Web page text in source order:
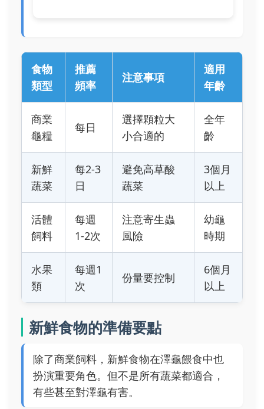
食物
類型
推薦
頻率
注意事項
適用
年齡
商業
龜糧
每日
選擇顆粒大
小合適的
全年
齡
新鮮
蔬菜
每2-3
日
避免高草酸
蔬菜
3個月
以上
活體
飼料
每週
1-2次
注意寄生蟲
風險
幼龜
時期
水果
類
每週1
次
份量要控制
6個月
以上
新鮮食物的準備要點
除了商業飼料，新鮮食物在澤龜餵食中也
扮演重要角色。但不是所有蔬菜都適合，
有些甚至對澤龜有害。